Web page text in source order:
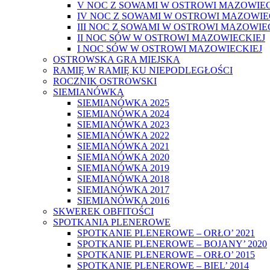
V NOC Z SOWAMI W OSTROWI
IV NOC Z SOWAMI W OSTROWI
III NOC Z SOWAMI W OSTROWI
II NOC SÓW W OSTROWI MAZOWIECKIEJ
I NOC SÓW W OSTROWI MAZOWIECKIEJ
OSTROWSKA GRA MIEJSKA
RAMIĘ W RAMIĘ KU NIEPODLEGŁOŚCI
ROCZNIK OSTROWSKI
SIEMIANÓWKA
SIEMIANÓWKA 2025
SIEMIANÓWKA 2024
SIEMIANÓWKA 2023
SIEMIANÓWKA 2022
SIEMIANÓWKA 2021
SIEMIANÓWKA 2020
SIEMIANÓWKA 2019
SIEMIANÓWKA 2018
SIEMIANÓWKA 2017
SIEMIANÓWKA 2016
SKWEREK OBFITOŚCI
SPOTKANIA PLENEROWE
SPOTKANIE PLENEROWE – ORŁO’ 2021
SPOTKANIE PLENEROWE – BOJANY’ 2020
SPOTKANIE PLENEROWE – ORŁO’ 2015
SPOTKANIE PLENEROWE – BIEL’ 2014